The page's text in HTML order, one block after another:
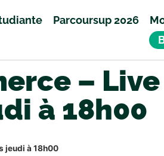
Parcoursup 2026
–
à 18h00
jeudi à 18h00